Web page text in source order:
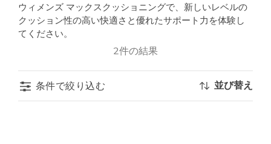
ウィメンズ マックスクッショニングで、新しいレベルの
クッション性の高い快適さと優れたサポート力を体験し
てください。
2件の結果
条件で絞り込む 並び替え